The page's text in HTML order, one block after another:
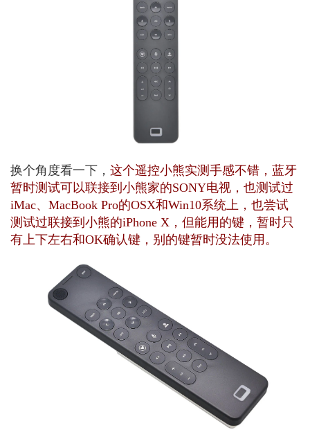
换个角度看一下， 这个遥控小熊实测手感不错，蓝牙
暂时测试可以联接到小熊家的SONY电视，也测试过
iMac、MacBook Pro的OSX和Win10系统上，也尝试
测试过联接到小熊的iPhone X，但能用的键，暂时只
有上下左右和OK确认键，别的键暂时没法使用。